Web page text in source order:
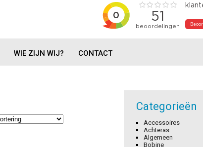
WIE ZIJN WIJ? CONTACT
Categorieën
Accessoires
Achteras
Algemeen
Bobine